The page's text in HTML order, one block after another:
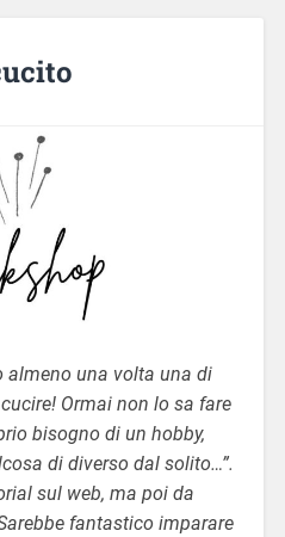
almeno una volta una di
Ormai non lo sa fare
bisogno di un hobby,
di diverso dal solito…”.
sul web, ma poi da
fantastico imparare